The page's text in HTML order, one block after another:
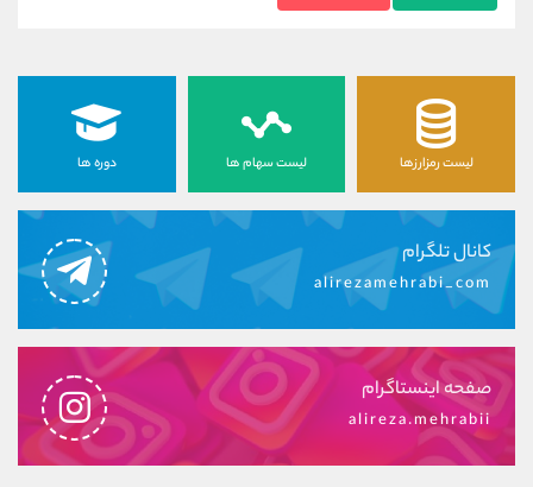
لیست رمزارزها لیست سهام ها دوره ها
کانال تلگرام
alirezamehrabi_com
صفحه اینستاگرام
alireza.mehrabii